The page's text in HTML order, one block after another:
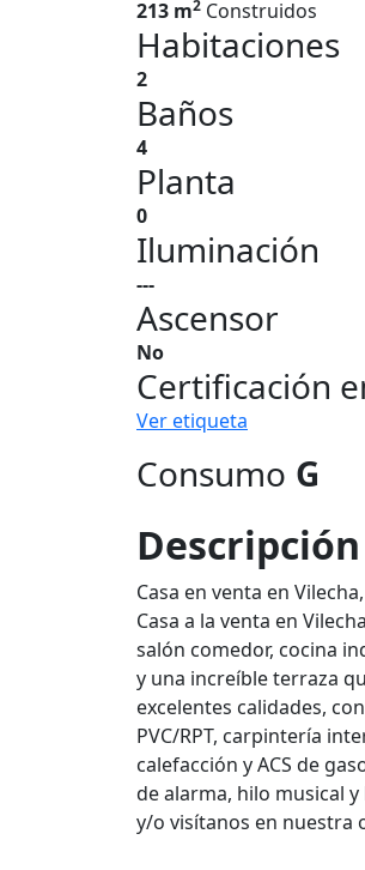
213 m2 Construidos
Habitaciones
2
Baños
4
Planta
0
Iluminación
---
Ascensor
No
Certificación
Ver etiqueta
Consumo G
Casa en venta en
Casa a la venta en
salón comedor, cocina
y una increíble terraza
excelentes calidades,
PVC/RPT, carpintería
calefacción y ACS de
de alarma, hilo musical
y/o visítanos en nuestra